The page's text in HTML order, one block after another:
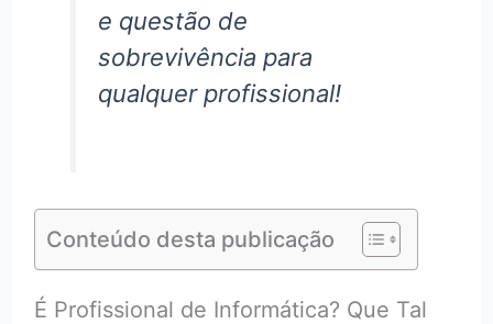
e questão de
sobrevivência para
qualquer profissional!
Conteúdo desta publicação
É Profissional de Informática? Que Tal